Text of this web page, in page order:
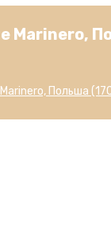
Marinero,
Польша